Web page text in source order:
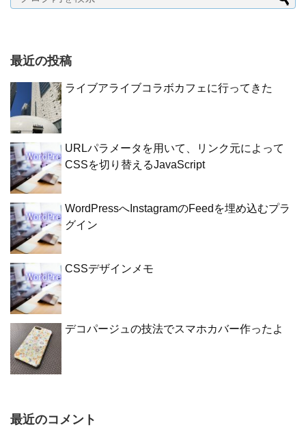
最近の投稿
ライブアライブコラボカフェに行ってきた
URLパラメータを用いて、リンク元によって
CSSを切り替えるJavaScript
WordPressへInstagramのFeedを埋め込むプラ
グイン
CSSデザインメモ
デコパージュの技法でスマホカバー作ったよ
最近のコメント